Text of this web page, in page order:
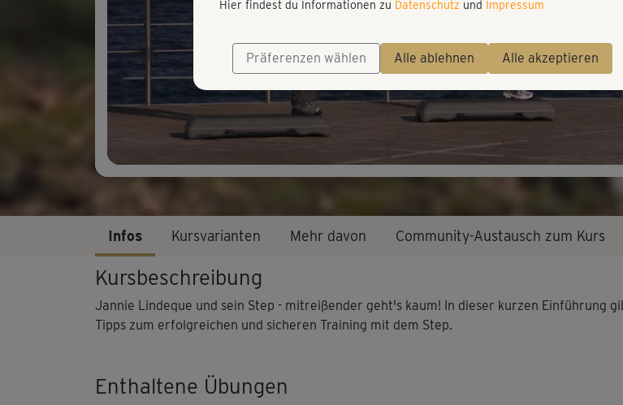
Video
Infos Kursvarianten Mehr davon Community-Austausch zum Kurs
Kursbeschreibung
Jannie Lindeque und sein Step - mitreißender geht's kaum! In dieser kurzen Einführung
Tipps zum erfolgreichen und sicheren Training mit dem Step.
Enthaltene Übungen
Hier findest du Informationen zu Datenschutz und Impressum
Präferenzen wählen Alle ablehnen Alle akzeptieren